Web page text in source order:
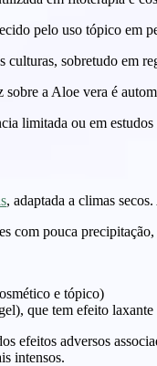
pelo uso tópico em
sobretudo em
a Aloe vera é
limitada ou em
, adaptada a climas
com pouca
e tópico)
que tem efeito
efeitos adversos
intensos.